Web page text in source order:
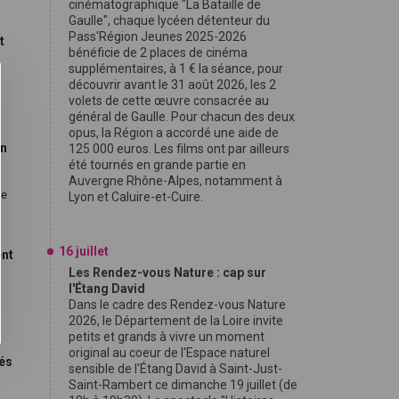
cinématographique "La Bataille de
Gaulle", chaque lycéen détenteur du
Pass'Région Jeunes 2025-2026
bénéficie de 2 places de cinéma
supplémentaires, à 1 € la séance, pour
découvrir avant le 31 août 2026, les 2
volets de cette œuvre consacrée au
général de Gaulle. Pour chacun des deux
opus, la Région a accordé une aide de
125 000 euros. Les films ont par ailleurs
été tournés en grande partie en
Auvergne Rhône-Alpes, notamment à
Lyon et Caluire-et-Cuire.
16 juillet
Les Rendez-vous Nature : cap sur
l'Étang David
Dans le cadre des Rendez-vous Nature
2026, le Département de la Loire invite
petits et grands à vivre un moment
original au coeur de l'Espace naturel
sensible de l'Étang David à Saint-Just-
Saint-Rambert ce dimanche 19 juillet (de